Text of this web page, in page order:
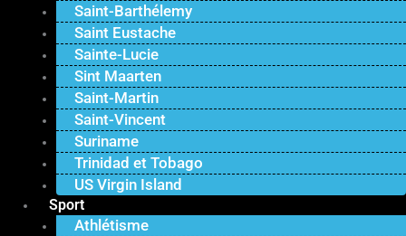
Saint-Barthélemy
Saint Eustache
Sainte-Lucie
Sint Maarten
Saint-Martin
Saint-Vincent
Suriname
Trinidad et Tobago
US Virgin Island
Sport
Athlétisme